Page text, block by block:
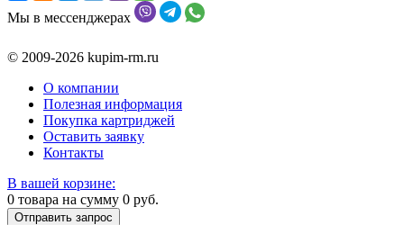
Мы в мессенджерах
© 2009-2026 kupim-rm.ru
О компании
Полезная информация
Покупка картриджей
Оставить заявку
Контакты
В вашей корзине:
0 товара на сумму 0 руб.
Отправить запрос